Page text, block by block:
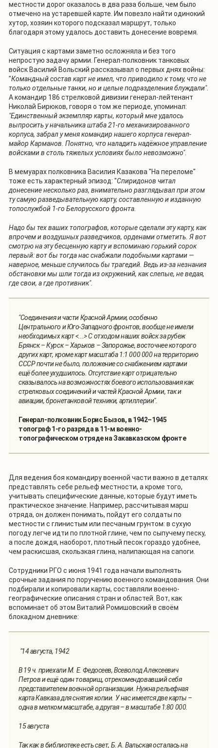
местности дорог оказалось в два раза больше, чем было
отмечено на устаревшей карте. Им повезло найти одинокий
хутор, хозяин которого подсказал маршрут, только
благодаря этому удалось доставить донесение вовремя.
Ситуация с картами заметно осложняла и без того
непростую задачу армии. Генерал-полковник танковых
войск Василий Вольский рассказывал о первых днях войны:
"Командный состав карт не имел, что приводило к тому, что не
только отдельные танки, но и целые подразделения блуждали".
А командир 186 стрелковой дивизии генерал-лейтенант
Николай Бирюков, говоря о том же периоде, упоминал:
"Единственный экземпляр карты, который мне удалось
выпросить у начальника штаба 21-го механизированного
корпуса, забрал у меня командир нашего корпуса генерал-
майор Карманов. Понятно, что наладить надёжное управление
войсками в столь тяжелых условиях было невозможно".
В мемуарах полковника Василия Казакова "На переломе"
тоже есть характерный эпизод: "Спиридонов читал
донесение несколько раз, внимательно разглядывал при этом
ту самую разведывательную карту, составленную и изданную
топослужбой 1-го Белорусского фронта.
Надо бы тех ваших топографов, которые сделали эту карту, как
впрочем и воздушных разведчиков, орденами отметить. Я вот
смотрю на эту бесценную карту и вспоминаю горький сорок
первый: вот бы тогда нас снабжали подобными картами —
наверное, меньше случилось бы трагедий. Ведь из-за незнания
обстановки мы шли тогда из окружений, как слепые, не ведая,
где свои, а где противник".
"Соединения и части Красной Армии, особенно
Центрального и Юго-Западного фронтов, вообще не имели
необходимых карт <...> С отходом наших войск за рубеж
Брянск – Курск – Харьков – Запорожье, восточнее которого
других карт, кроме карт масштаба 1:1 000 000 на территорию
СССР почти не было, положение со снабжением картами
ещё более ухудшилось. Отсутствие карт отрицательно
сказывалось на возможностях боевого использования как
стрелковых соединений и частей Красной Армии, так и
авиации, бронетанковой техники, артиллерии".
Генерал-полковник Борис Бызов, в 1942–1945
топограф 1-го разряда в 11-м военно-
топографическом отряде на Закавказском фронте
Для ведения боя командиру военной части важно в деталях
представлять себе рельеф местности, а кроме того,
учитывать специфические данные, которые будут иметь
практическое значение. Например, рассчитывая марш
отряда, он должен понимать, пойдут его солдаты по
местности с глинистым или песчаным грунтом: в сухую
погоду легче идти по плотной глине, чем по сыпучему песку,
а после дождя, наоборот, плотный песок гораздо удобнее,
чем раскисшая, скользкая глина, налипающая на сапоги.
Сотрудники РГО с июня 1941 года начали выполнять
срочные задания по поручению военного командования. Они
подбирали и копировали карты, составляли военно-
географические описания стран и областей. Вот, как
вспоминает об этом Виталий Ромишовский в своём
блокадном дневнике:
"14 августа, 1942
В 19 ч. приехали М. Е. Федосеев, Всеволод Алексеевич
Петров и ещё один товарищ, отрекомендовавший себя
представителем военной организации. Нужна рельефная
карта Кавказа для снятия копии. У нас имеется две карты –
одна в мелком масштабе, а другая – в масштабе 1:80 000.
15 августа
Так как в библиотеке есть свет, Б. А. Вальская осталась на